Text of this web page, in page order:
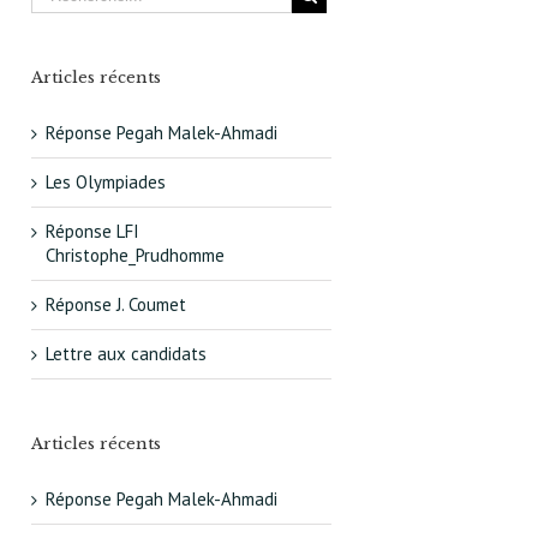
Articles récents
Réponse Pegah Malek-Ahmadi
Les Olympiades
Réponse LFI
Christophe_Prudhomme
Réponse J. Coumet
Lettre aux candidats
Articles récents
Réponse Pegah Malek-Ahmadi